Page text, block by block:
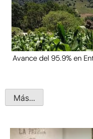
Avance del 95.9% en
Más...